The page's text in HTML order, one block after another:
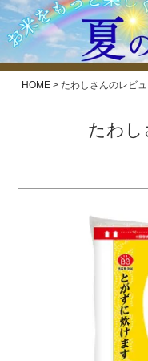
HOME たわしさんのレビ
たわし